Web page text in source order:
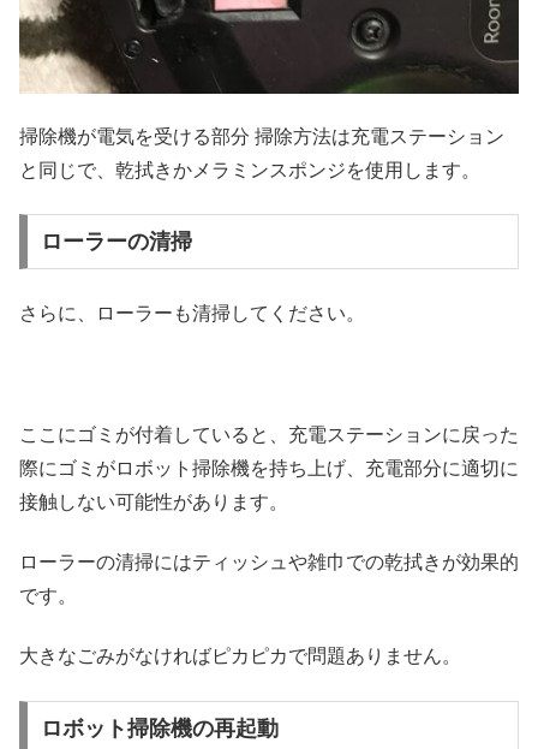
掃除機が電気を受ける部分 掃除方法は充電ステーション
と同じで、乾拭きかメラミンスポンジを使用します。
ローラーの清掃
さらに、ローラーも清掃してください。
ここにゴミが付着していると、充電ステーションに戻った
際にゴミがロボット掃除機を持ち上げ、充電部分に適切に
接触しない可能性があります。
ローラーの清掃にはティッシュや雑巾での乾拭きが効果的
です。
大きなごみがなければピカピカで問題ありません。
ロボット掃除機の再起動